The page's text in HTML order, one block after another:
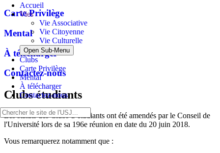
Accueil
Vies
Vie Associative
Vie Citoyenne
Vie Culturelle
Open Sub-Menu
Clubs
Carte Privilège
Mental
À télécharger
Contactez-nous
Carte Privilège
Mental
À télécharger
Contactez-nous
Clubs étudiants
Les statuts des Clubs d’étudiants ont été amendés par le Conseil de
l'Université lors de sa 196e réunion en date du 20 juin 2018.
Vous remarquerez notamment que :